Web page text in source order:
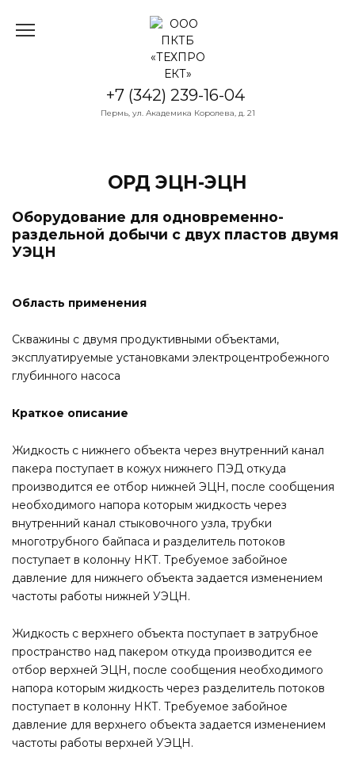
содержанию
+7 (342) 239-16-04
Пермь, ул. Академика Королева, д. 21
ОРД ЭЦН-ЭЦН
Оборудование для одновременно-
раздельной добычи с двух пластов двумя
УЭЦН
Область применения
Скважины с двумя продуктивными объектами,
эксплуатируемые установками электроцентробежного
глубинного насоса
Краткое описание
Жидкость с нижнего объекта через внутренний канал
пакера поступает в кожух нижнего ПЭД откуда
производится ее отбор нижней ЭЦН, после сообщения
необходимого напора которым жидкость через
внутренний канал стыковочного узла, трубки
многотрубного байпаса и разделитель потоков
поступает в колонну НКТ. Требуемое забойное
давление для нижнего объекта задается изменением
частоты работы нижней УЭЦН.
Жидкость с верхнего объекта поступает в затрубное
пространство над пакером откуда производится ее
отбор верхней ЭЦН, после сообщения необходимого
напора которым жидкость через разделитель потоков
поступает в колонну НКТ. Требуемое забойное
давление для верхнего объекта задается изменением
частоты работы верхней УЭЦН.